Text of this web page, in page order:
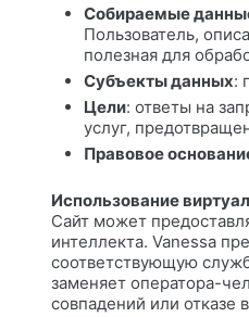
Собираемые
Пользователь,
полезная для
Субъекты данных:
Цели: ответы на
услуг,
Правовое
Использование
Сайт может
интеллекта. Vanessa
соответствующую
заменяет оператора-
совпадений или отказе